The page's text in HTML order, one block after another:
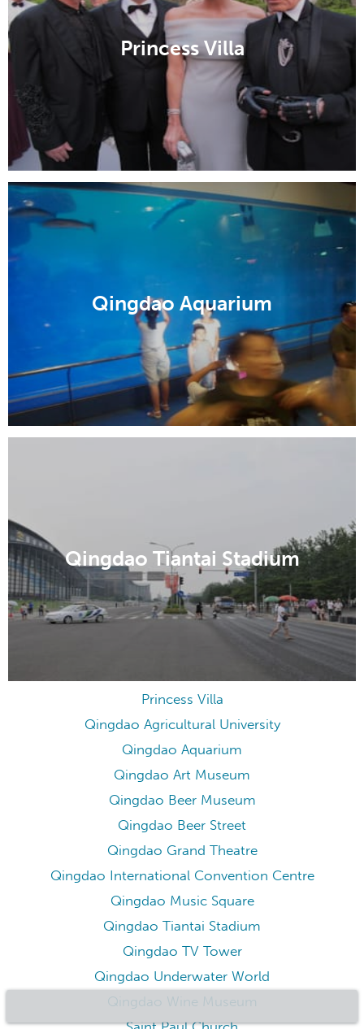
Princess Villa
Qingdao Aquarium
Qingdao Tiantai Stadium
Princess Villa
Qingdao Agricultural University
Qingdao Aquarium
Qingdao Art Museum
Qingdao Beer Museum
Qingdao Beer Street
Qingdao Grand Theatre
Qingdao International Convention Centre
Qingdao Music Square
Qingdao Tiantai Stadium
Qingdao TV Tower
Qingdao Underwater World
Qingdao Wine Museum